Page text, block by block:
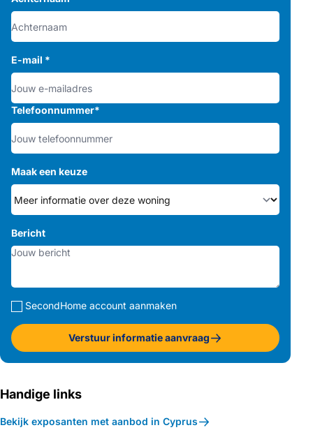
E-mail *
Telefoonnummer*
Maak een keuze
Bericht
SecondHome account aanmaken
Verstuur informatie aanvraag
Handige links
Bekijk exposanten met aanbod in Cyprus